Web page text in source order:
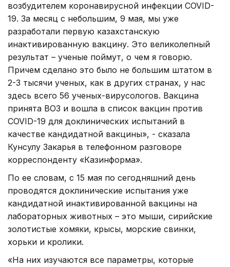
возбудителем коронавирусной инфекции COVID-
19. За месяц с небольшим, 9 мая, мы уже
разработали первую казахстанскую
инактивированную вакцину. Это великолепный
результат – ученые поймут, о чем я говорю.
Причем сделано это было не большим штатом в
2-3 тысячи ученых, как в других странах, у нас
здесь всего 56 ученых-вирусологов. Вакцина
принята ВОЗ и вошла в список вакцин против
COVID-19 для доклинических испытаний в
качестве кандидатной вакцины», - сказала
Кунсулу Закарья в телефонном разговоре
корреспонденту «Казинформа».
По ее словам, с 15 мая по сегодняшний день
проводятся доклинические испытания уже
кандидатной инактивированной вакцины на
лабораторных животных – это мыши, сирийские
золотистые хомяки, крысы, морские свинки,
хорьки и кролики.
«На них изучаются все параметры, которые